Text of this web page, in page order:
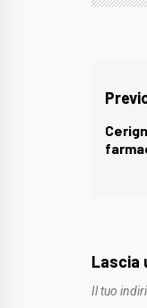
post:
Lascia
Il tuo